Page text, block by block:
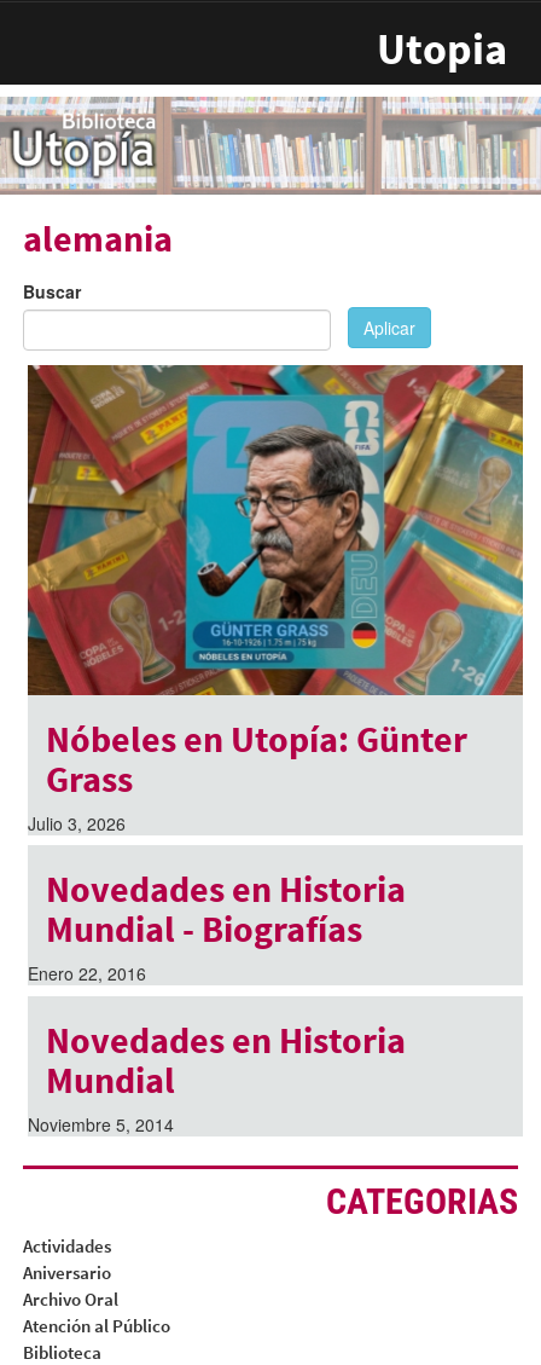
Utopia
alemania
Buscar
Aplicar
Nóbeles en Utopía: Günter
Grass
Julio 3, 2026
Novedades en Historia
Mundial - Biografías
Enero 22, 2016
Novedades en Historia
Mundial
Noviembre 5, 2014
CATEGORIAS
Actividades
Aniversario
Archivo Oral
Atención al Público
Biblioteca